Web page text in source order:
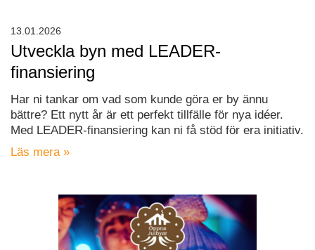
Utveckla byn med LEADER-
finansiering
Har ni tankar om vad som kunde göra er by ännu
bättre? Ett nytt år är ett perfekt tillfälle för nya idéer.
Med LEADER-finansiering kan ni få stöd för era initiativ.
Läs mera »
13.01.2026